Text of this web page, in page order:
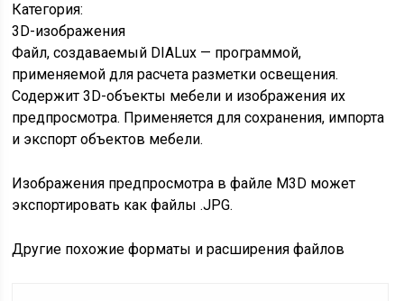
Категория:
3D-изображения
Файл, создаваемый DIALux — программой,
применяемой для расчета разметки освещения.
Содержит 3D-объекты мебели и изображения их
предпросмотра. Применяется для сохранения, импорта
и экспорт объектов мебели.
Изображения предпросмотра в файле M3D может
экспортировать как файлы .JPG.
Другие похожие форматы и расширения файлов